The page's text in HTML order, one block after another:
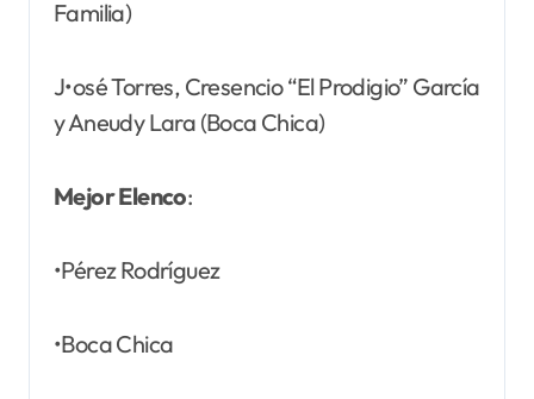
Familia)
J•osé Torres, Cresencio “El Prodigio” García
y Aneudy Lara (Boca Chica)
Mejor Elenco:
•Pérez Rodríguez
•Boca Chica